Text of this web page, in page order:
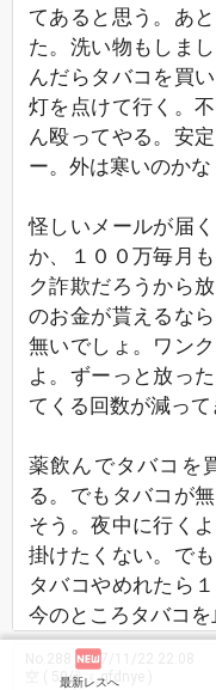
最新レスへ
てあると思う。あ
た。洗い物もしま
んだらタバコを買
灯を点けて行く。
ん殴ってやる。安
ー。外は寒いのか
怪しいメールが届
か、１００万毎月
ク詐欺だろうから
のお金が貰えるな
無いでしょ。ワン
よ。ずーっと放っ
てくる回数が減って
薬飲んでタバコを
る。でもタバコが
そう。夜中に行く
掛けたくない。で
タバコやめれたら
今のところタバコを
2017/11/22 22:08
( 50代 ♀ qfdnye )